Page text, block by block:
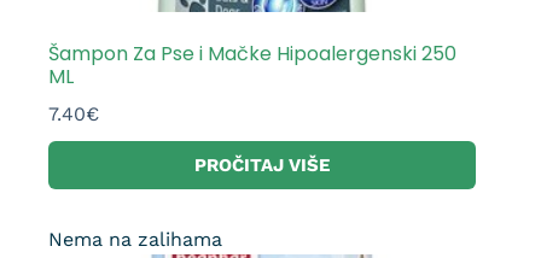
Šampon Za Pse i Mačke Hipoalergenski 250
ML
7.40€
PROČITAJ VIŠE
Nema na zalihama